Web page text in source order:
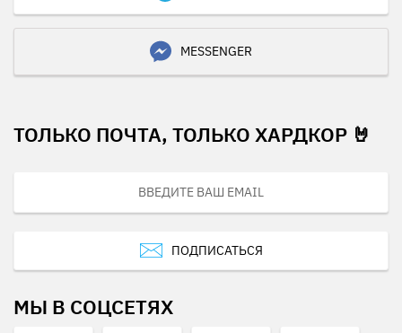
MESSENGER
ТОЛЬКО ПОЧТА, ТОЛЬКО ХАРДКОР 🤘
ПОДПИСАТЬСЯ
МЫ В СОЦСЕТЯХ